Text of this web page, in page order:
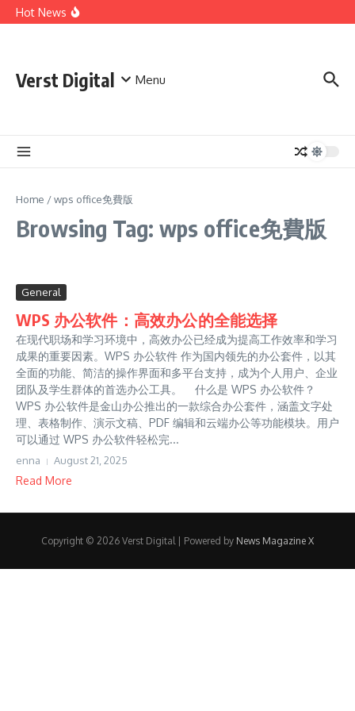
Skip to content
Hot News
Verst Digital Menu
Home /wps office免費版
Browsing Tag: wps office免費版
General
WPS 办公软件：高效办公的全能选择
在现代职场和学习环境中，高效办公已经成为提高工作效率和学习
成果的重要因素。WPS 办公软件 作为国内领先的办公套件，以其
全面的功能、简洁的操作界面和多平台支持，成为个人用户、企业
团队及学生群体的首选办公工具。 什么是 WPS 办公软件？
WPS 办公软件是金山办公推出的一款综合办公套件，涵盖文字处
理、表格制作、演示文稿、PDF 编辑和云端办公等功能模块。用户
可以通过 WPS 办公软件轻松完...
enna August 21, 2025
Read More
Copyright © 2026 Verst Digital | Powered by News Magazine X